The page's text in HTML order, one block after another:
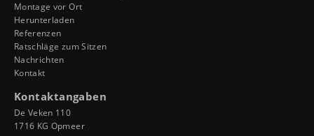
Montage vor Ort
Herunterladen
Referenzen
Ratschläge zum Sitzen
Nachrichten
Kontakt
Kontaktangaben
De Veken 110
1716 KG Opmeer